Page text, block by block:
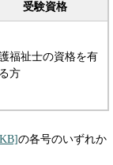
受験資格
福祉士の資格を有
方
の各号のいずれか